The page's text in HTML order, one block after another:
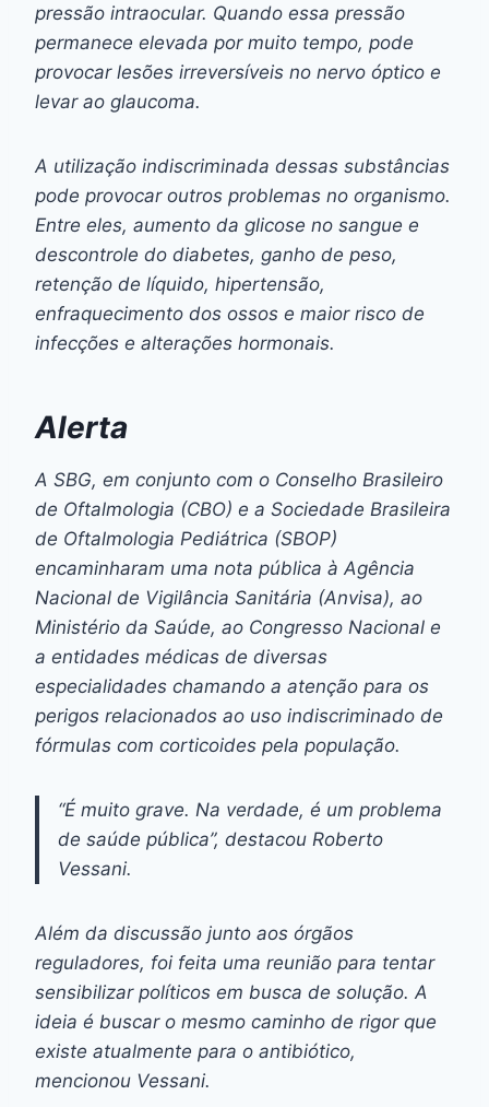
pressão intraocular. Quando essa pressão
permanece elevada por muito tempo, pode
provocar lesões irreversíveis no nervo óptico e
levar ao glaucoma.
A utilização indiscriminada dessas substâncias
pode provocar outros problemas no organismo.
Entre eles, aumento da glicose no sangue e
descontrole do diabetes, ganho de peso,
retenção de líquido, hipertensão,
enfraquecimento dos ossos e maior risco de
infecções e alterações hormonais.
Alerta
A SBG, em conjunto com o Conselho Brasileiro
de Oftalmologia (CBO) e a Sociedade Brasileira
de Oftalmologia Pediátrica (SBOP)
encaminharam uma nota pública à Agência
Nacional de Vigilância Sanitária (Anvisa), ao
Ministério da Saúde, ao Congresso Nacional e
a entidades médicas de diversas
especialidades chamando a atenção para os
perigos relacionados ao uso indiscriminado de
fórmulas com corticoides pela população.
“É muito grave. Na verdade, é um problema
de saúde pública”, destacou Roberto
Vessani.
Além da discussão junto aos órgãos
reguladores, foi feita uma reunião para tentar
sensibilizar políticos em busca de solução. A
ideia é buscar o mesmo caminho de rigor que
existe atualmente para o antibiótico,
mencionou Vessani.